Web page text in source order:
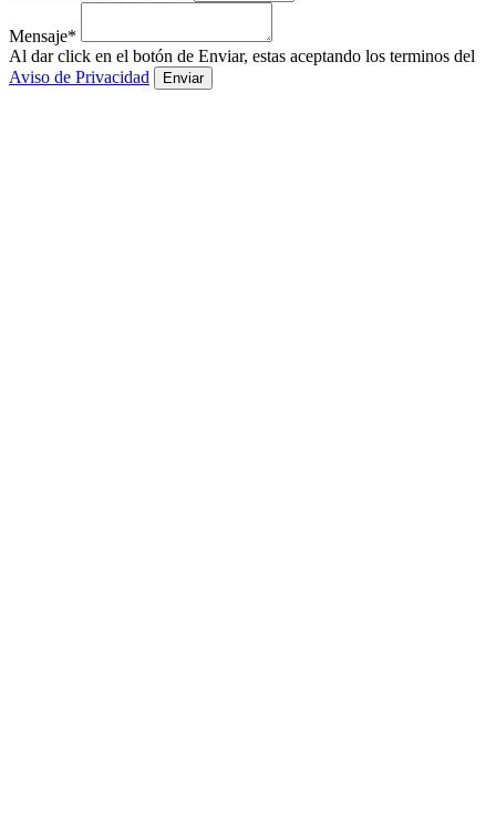
Mensaje*
Al dar click en el botón de Enviar, estas aceptando los terminos del
Aviso de Privacidad